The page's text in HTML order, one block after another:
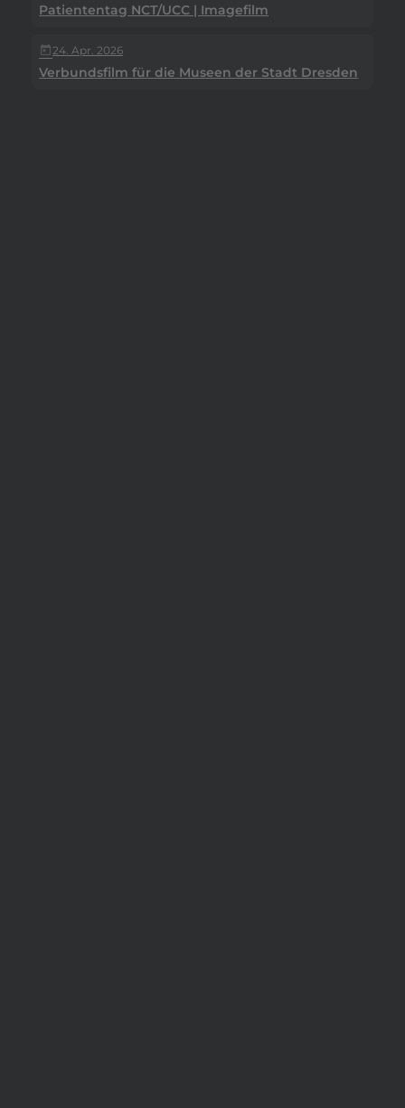
Patiententag NCT/UCC | Imagefilm
today24. Apr. 2026
Verbundsfilm für die Museen der Stadt Dresden